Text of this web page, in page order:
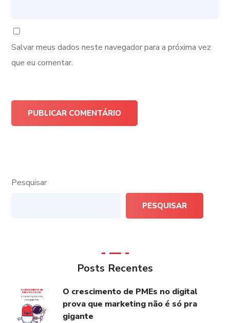
Salvar meus dados neste navegador para a próxima vez
que eu comentar.
Pesquisar
PESQUISAR
Posts Recentes
O crescimento de PMEs no digital
prova que marketing não é só pra
gigante